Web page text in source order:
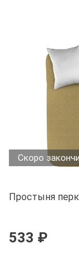
Скоро
Простыня
533 ₽